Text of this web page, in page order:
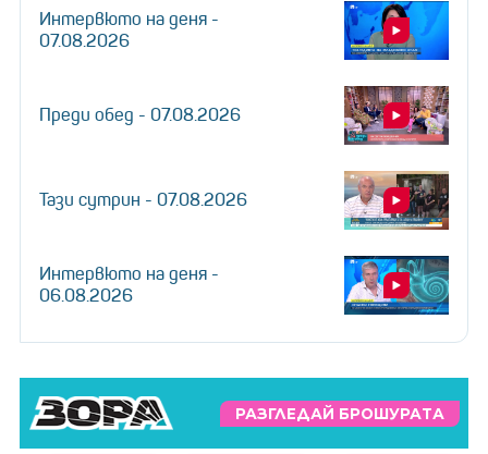
Интервюто на деня -
07.08.2026
Преди обед - 07.08.2026
Тази сутрин - 07.08.2026
Интервюто на деня -
06.08.2026
РАЗГЛЕДАЙ БРОШУРАТА